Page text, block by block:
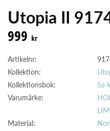
Utopia II
999 kr
Artikelnr:
Kollektion:
Kollektionsbok:
Se
Varumärke:
Material: